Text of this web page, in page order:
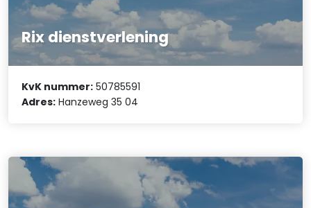
Rix dienstverlening
KvK nummer: 50785591
Adres: Hanzeweg 35 04